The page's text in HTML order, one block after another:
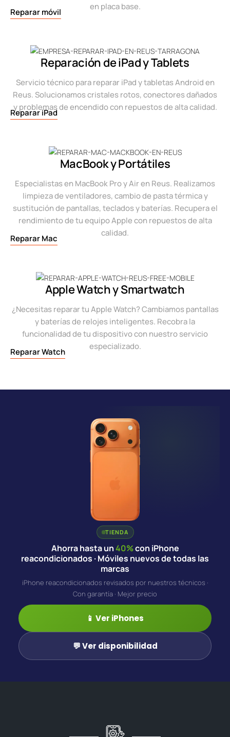
en placa base.
Reparar móvil
Reparación de iPad y Tablets
Servicio técnico para reparar iPad y tabletas Android en
Reus. Solucionamos cristales rotos, conectores dañados
y problemas de encendido con repuestos de alta calidad.
Reparar iPad
MacBook y Portátiles
Especialistas en MacBook Pro y Air en Reus. Realizamos
limpieza de ventiladores, cambio de pasta térmica y
sustitución de pantallas, teclados y baterías. Recupera el
rendimiento de tu equipo Apple con repuestos de alta
calidad.
Reparar Mac
Apple Watch y Smartwatch
¿Necesitas reparar tu Apple Watch? Cambiamos pantallas
y baterías de relojes inteligentes. Recobra la
funcionalidad de tu dispositivo con nuestro servicio
especializado.
Reparar Watch
TIENDA
Ahorra hasta un40%con iPhone
reacondicionados · Móviles nuevos de todas las
marcas
iPhone reacondicionados revisados por nuestros técnicos ·
Con garantía · Mejor precio
📱 Ver iPhones
💬 Ver disponibilidad